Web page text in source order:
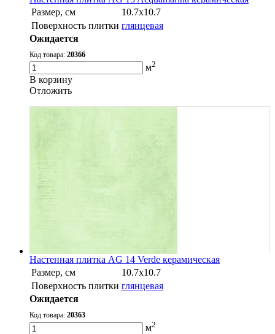
Размер, см
10.7х10.7
Поверхность плитки глянцевая
Ожидается
Код товара: 20366
м2
В корзину
Oтложить
Настенная плитка AG 14 Verde керамическая
Размер, см
10.7х10.7
Поверхность плитки глянцевая
Ожидается
Код товара: 20363
м2